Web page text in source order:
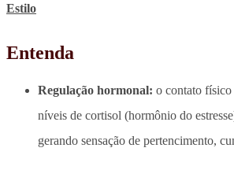
Estilo
Entenda
Regulação hormonal: o contato
níveis de cortisol (hormônio do
gerando sensação de pertencimento,